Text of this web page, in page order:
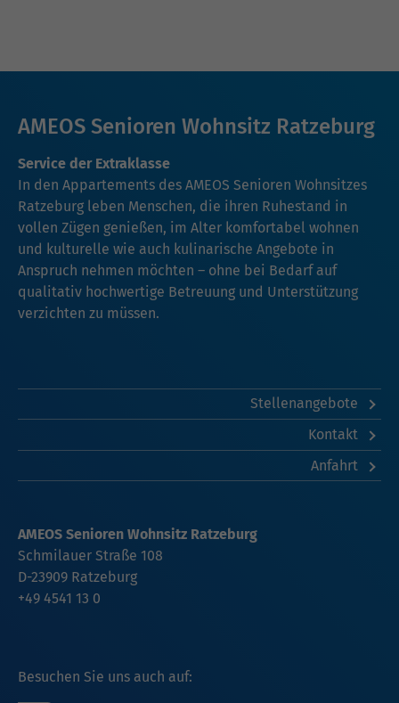
AMEOS Senioren Wohnsitz Ratzeburg
Service der Extraklasse
In den Appartements des AMEOS Senioren Wohnsitzes
Ratzeburg leben Menschen, die ihren Ruhestand in
vollen Zügen genießen, im Alter komfortabel wohnen
und kulturelle wie auch kulinarische Angebote in
Anspruch nehmen möchten – ohne bei Bedarf auf
qualitativ hochwertige Betreuung und Unterstützung
verzichten zu müssen.
Stellenangebote
Kontakt
Anfahrt
Besuchen Sie uns auch auf:
AMEOS Senioren Wohnsitz Ratzeburg
Schmilauer Straße 108
D-23909 Ratzeburg
+49 4541 13 0